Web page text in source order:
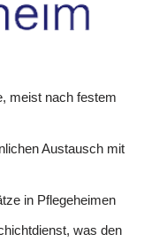
meist nach festem
Austausch mit
in Pflegeheimen
was den